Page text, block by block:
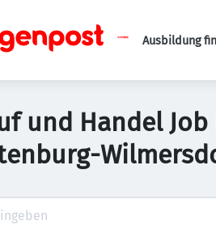
Ausbildung
und Handel